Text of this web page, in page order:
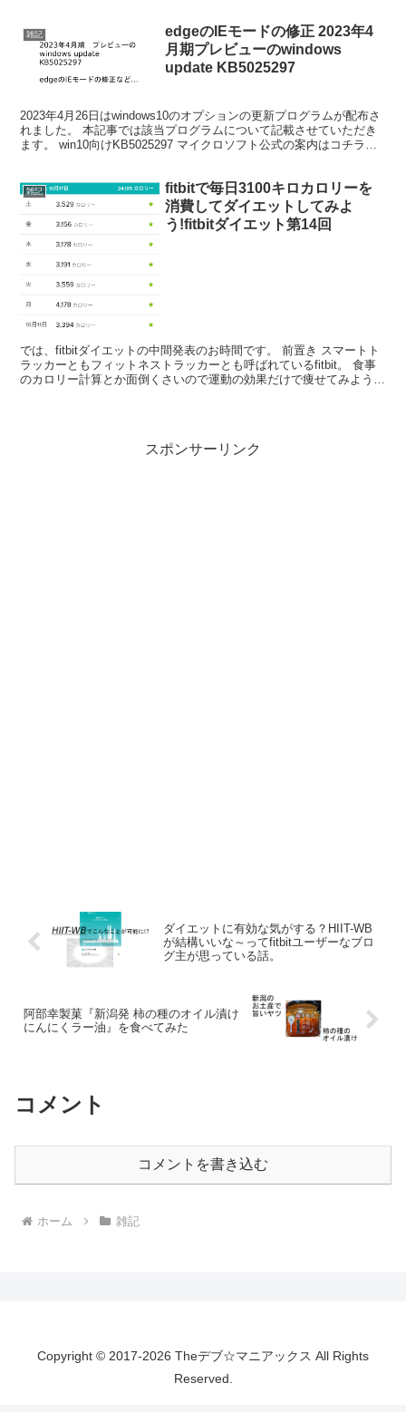
雑記
edgeのIEモードの修正 2023年4
月期プレビューのwindows
update KB5025297
2023年4月26日はwindows10のオプションの更新プログラムが配布さ
れました。 本記事では該当プログラムについて記載させていただき
ます。 win10向けKB5025297 マイクロソフト公式の案内はコチラで
雑記
fitbitで毎日3100キロカロリーを
消費してダイエットしてみよ
う!fitbitダイエット第14回
では、fitbitダイエットの中間発表のお時間です。 前置き スマートト
ラッカーともフィットネストラッカーとも呼ばれているfitbit。 食事
のカロリー計算とか面倒くさいので運動の効果だけで痩せてみよう
スポンサーリンク
ダイエットに有効な気がする？HIIT-WB
が結構いいな～ってfitbitユーザーなブロ
グ主が思っている話。
阿部幸製菓『新潟発 柿の種のオイル漬け
にんにくラー油』を食べてみた
コメント
コメントを書き込む
ホーム 雑記
Copyright © 2017-2026 Theデブ☆マニアックス All Rights
Reserved.